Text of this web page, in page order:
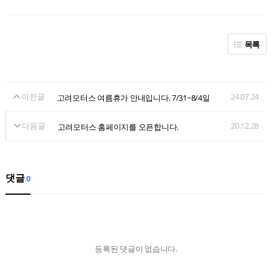
목록
이전글 고려모터스 여름휴가 안내입니다. 7/31~8/4일 24.07.24
다음글 고려모터스 홈페이지를 오픈합니다. 20.12.28
댓글0
등록된 댓글이 없습니다.